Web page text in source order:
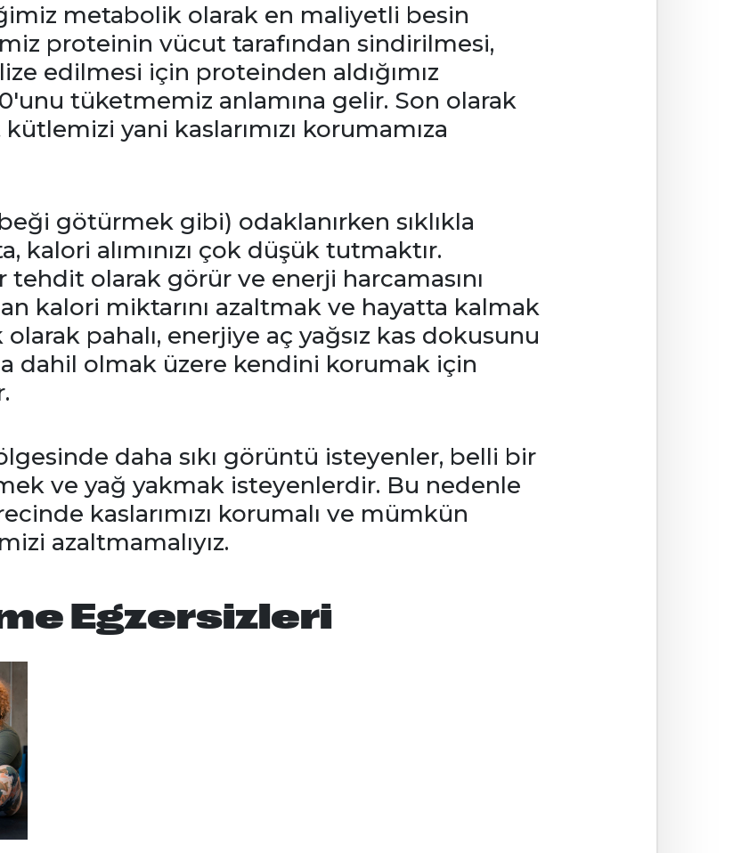
metabolik olarak en maliyetli besin
proteinin vücut tarafından sindirilmesi,
edilmesi için proteinden aldığımız
tüketmemiz anlamına gelir. Son olarak
yani kaslarımızı korumamıza
götürmek gibi) odaklanırken sıklıkla
kalori alımınızı çok düşük tutmaktır.
olarak görür ve enerji harcamasını
kalori miktarını azaltmak ve hayatta kalmak
pahalı, enerjiye aç yağsız kas dokusunu
dahil olmak üzere kendini korumak için
daha sıkı görüntü isteyenler, belli bir
ve yağ yakmak isteyenlerdir. Bu nedenle
kaslarımızı korumalı ve mümkün
azaltmamalıyız.
Egzersizleri